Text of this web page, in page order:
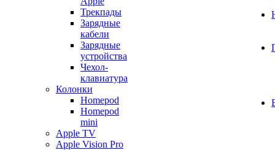
Трекпады
Зарядные
кабели
Зарядные
устройства
Чехол-
клавиатура
Колонки
Homepod
Homepod
mini
Apple TV
Apple Vision Pro